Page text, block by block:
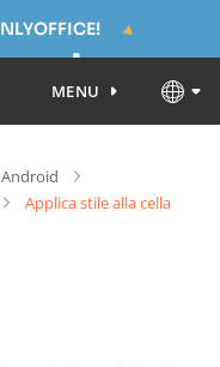
MENU
Android
Applica stile alla cella